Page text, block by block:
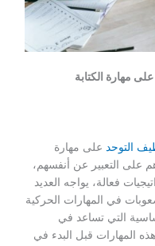
مهارة الكتابة
التوحد على مهارة
على التعبير عن أنفسهم،
فعالة، يواجه العديد
في المهارات الحركية
التي تساعد في
المهارات قبل البدء في